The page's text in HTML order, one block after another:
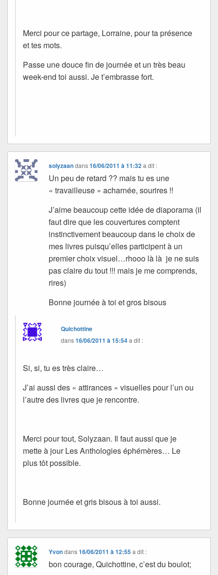
Merci pour ce partage, Lorraine, pour ta présence
et tes mots.
Passe une douce fin de journée et un très beau
week-end toi aussi. Je t’embrasse fort.
solyzaandans16/06/2011 à 11:32 a dit :
Un peu de retard ?? mais tu es une
« travailleuse » acharnée, sourires !!
J’aime beaucoup cette idée de diaporama (il
faut dire que les couvertures comptent
instinctivement beaucoup dans le choix de
mes livres puisqu’elles participent à un
premier choix visuel…rhooo là là je ne suis
pas claire du tout !!! mais je me comprends,
rires)
Bonne journée à toi et gros bisous
Quichottine
dans16/06/2011 à 15:54a dit :
Si, si, tu es très claire…
J’ai aussi des « attirances » visuelles pour l’un ou
l’autre des livres que je rencontre.
Merci pour tout, Solyzaan. Il faut aussi que je
mette à jour Les Anthologies éphémères… Le
plus tôt possible.
Bonne journée et gris bisous à toi aussi.
Yvondans16/06/2011 à 12:55 a dit :
bon courage, Quichottine, c’est du boulot;